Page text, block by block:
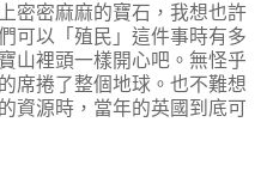
密密麻麻的寶石，我想也許
可以「殖民」這件事時有多
山裡頭一樣開心吧。無怪乎
席捲了整個地球。也不難想
資源時，當年的英國到底可